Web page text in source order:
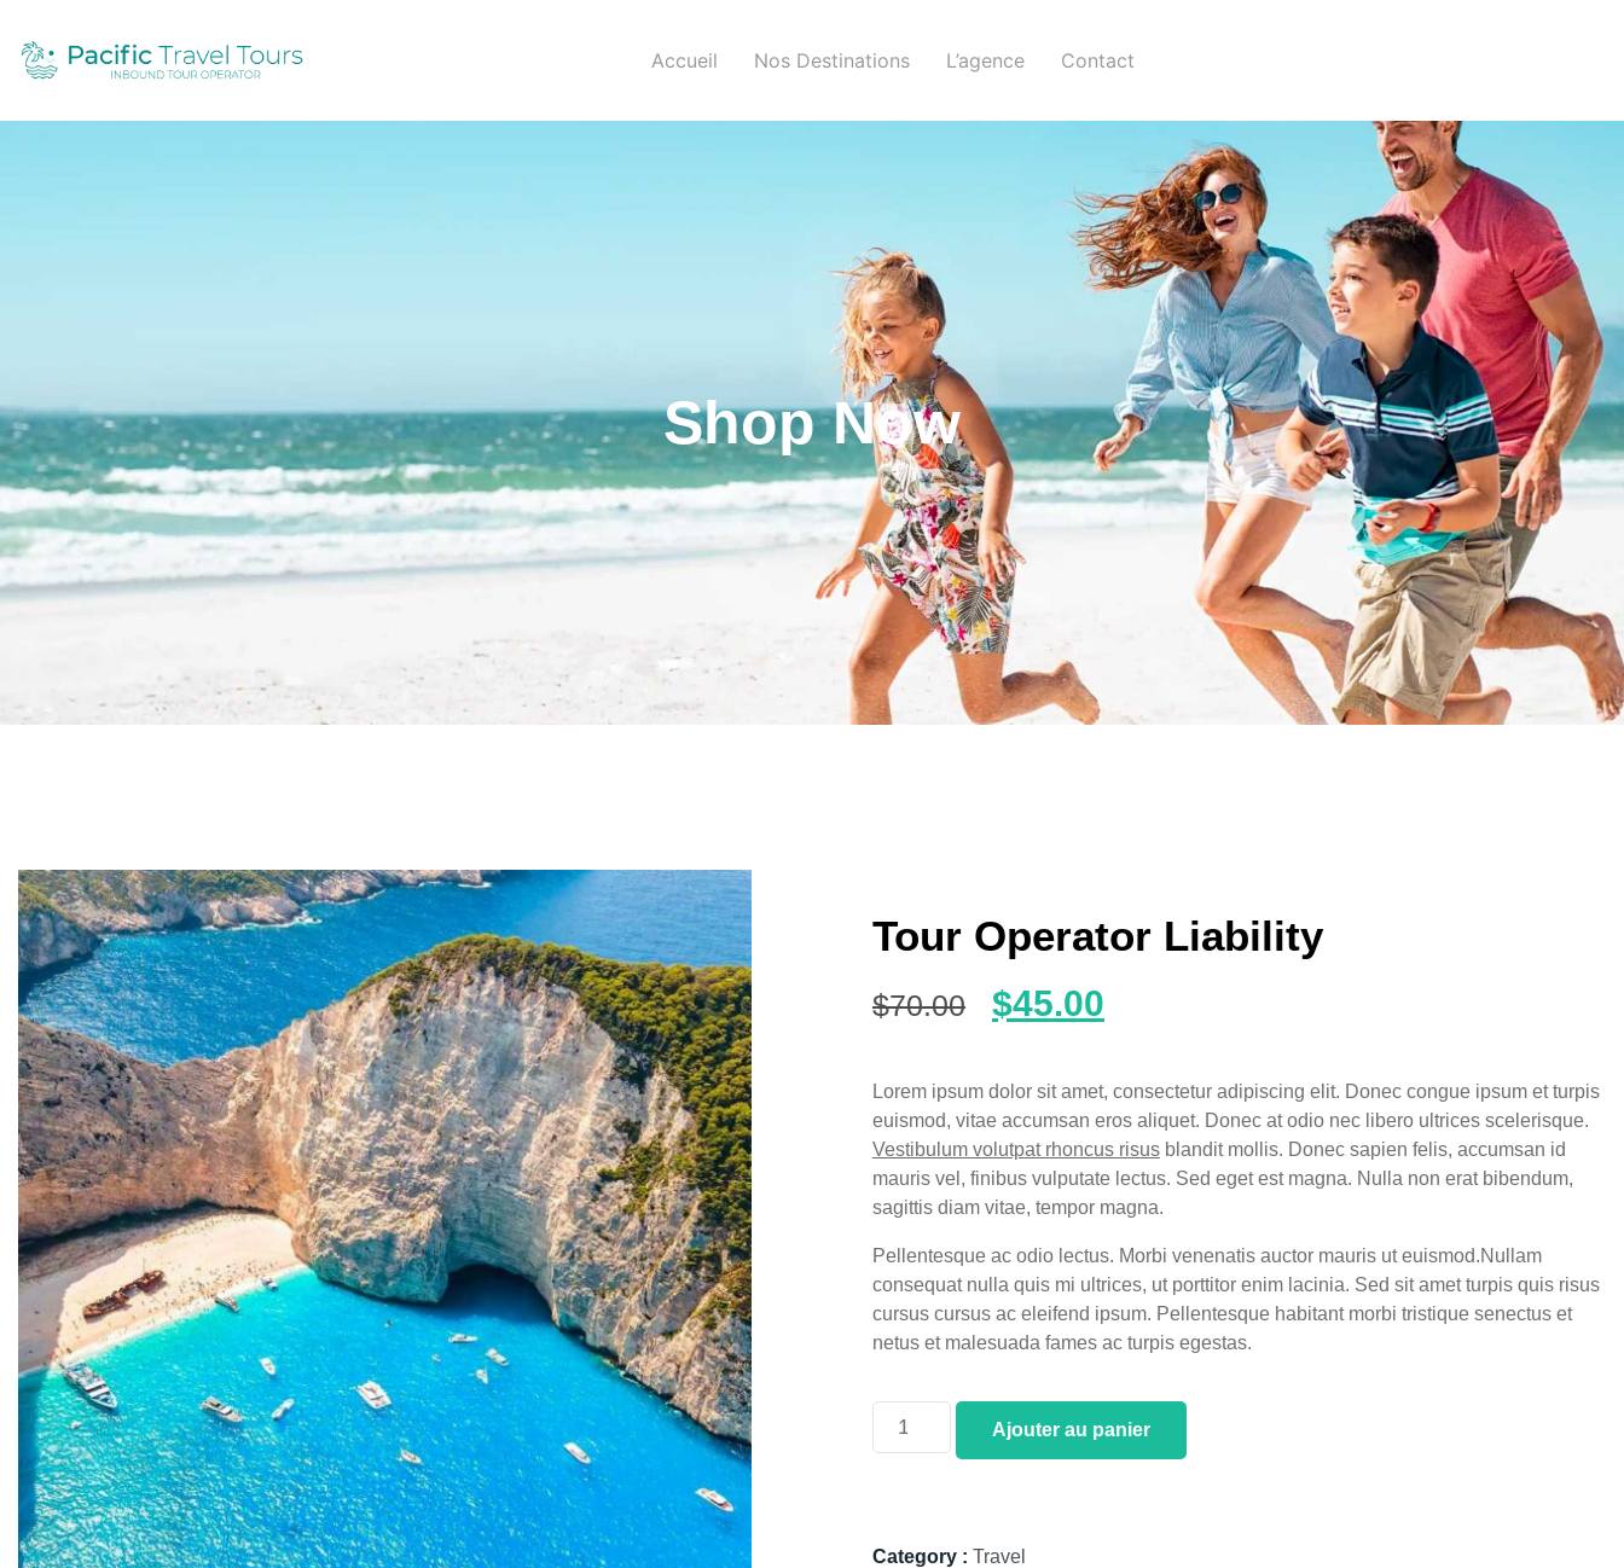
Accueil Nos Destinations L’agence Contact
Shop Now
Tour Operator Liability
$70.00 $45.00
Lorem ipsum dolor sit amet, consectetur adipiscing elit. Donec congue ipsum et turpis
euismod, vitae accumsan eros aliquet. Donec at odio nec libero ultrices scelerisque.
Vestibulum volutpat rhoncus risus blandit mollis. Donec sapien felis, accumsan id
mauris vel, finibus vulputate lectus. Sed eget est magna. Nulla non erat bibendum,
sagittis diam vitae, tempor magna.
Pellentesque ac odio lectus. Morbi venenatis auctor mauris ut euismod.Nullam
consequat nulla quis mi ultrices, ut porttitor enim lacinia. Sed sit amet turpis quis risus
cursus cursus ac eleifend ipsum. Pellentesque habitant morbi tristique senectus et
netus et malesuada fames ac turpis egestas.
Ajouter au panier
Category : Travel